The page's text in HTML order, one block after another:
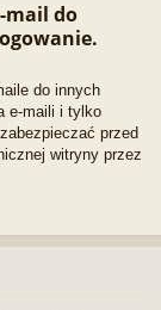
mail do
do innych
e-maili i tylko
przed
witryny przez